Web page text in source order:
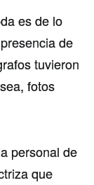
es de lo
de
tuvieron
fotos
personal de
que